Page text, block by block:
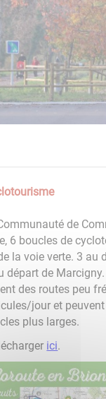
de
6 boucles de
la voie verte. 3 au
départ de
des routes peu
jour et
plus larges.
ici.